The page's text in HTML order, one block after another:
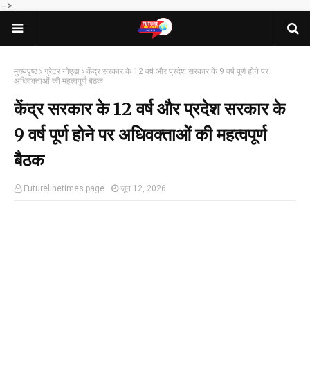
-->
मुख्यपृष्ठ ग्रेटर नोएडा
केंद्र सरकार के 12 वर्ष और प्रदेश सरकार के 9 वर्ष पूर्ण होने पर
अधिवक्ताओं की महत्वपूर्ण बैठक
केंद्र सरकार के 12 वर्ष और प्रदेश सरकार के
9 वर्ष पूर्ण होने पर अधिवक्ताओं की महत्वपूर्ण
बैठक
Futurelinetimes.page जून 12, 2026